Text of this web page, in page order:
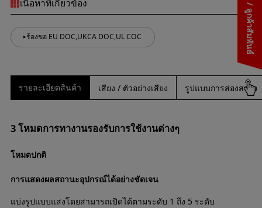
เนื้อหาที่เกี่ยวข้อง
ร้องขอ EU DOC,UKCA DOC,UL COC
รายละเอียดสินค้า เสียง / ตัวอย่างเสียง รูปแบบการส่องสว่าง
3 โหมดการทางานรองรับการใช้งานต่างๆ
โหมดปกติ
การแสดงผลสถานะอุปกรณ์ได้อย่างชัดเจน
แบ่งรูปแบบแสงโดยสามารถเปิดได้ตามระดับ 1 ถึง 5 ระดับ